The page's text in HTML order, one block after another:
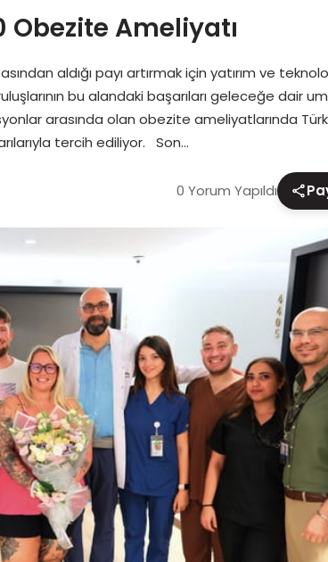
Obezite Ameliyatı
aldığı payı artırmak için yatırım ve
bu alandaki başarıları geleceğe dair
arasında olan obezite ameliyatlarında Türk
tercih ediliyor. Son…
0 Yorum Yapıldı